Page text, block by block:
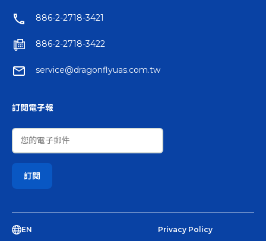
886-2-2718-3421
886-2-2718-3422
service@dragonflyuas.com.tw
訂閱電子報
EN Privacy Policy